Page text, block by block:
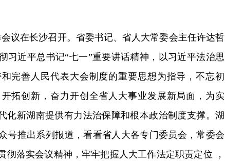
议在长沙召开。省委书记、省人大常委会主任许达哲
习近平总书记“七一”重要讲话精神，以习近平法治思
完善人民代表大会制度的重要思想为指导，不忘初
拓创新，奋力开创全省人大事业发展新局面，为实
化新湖南提供有力法治保障和根本政治制度支撑。湖
号推出系列报道，看看省人大各专门委员会，常委会
彻落实会议精神，牢牢把握人大工作法定职责定位 ，